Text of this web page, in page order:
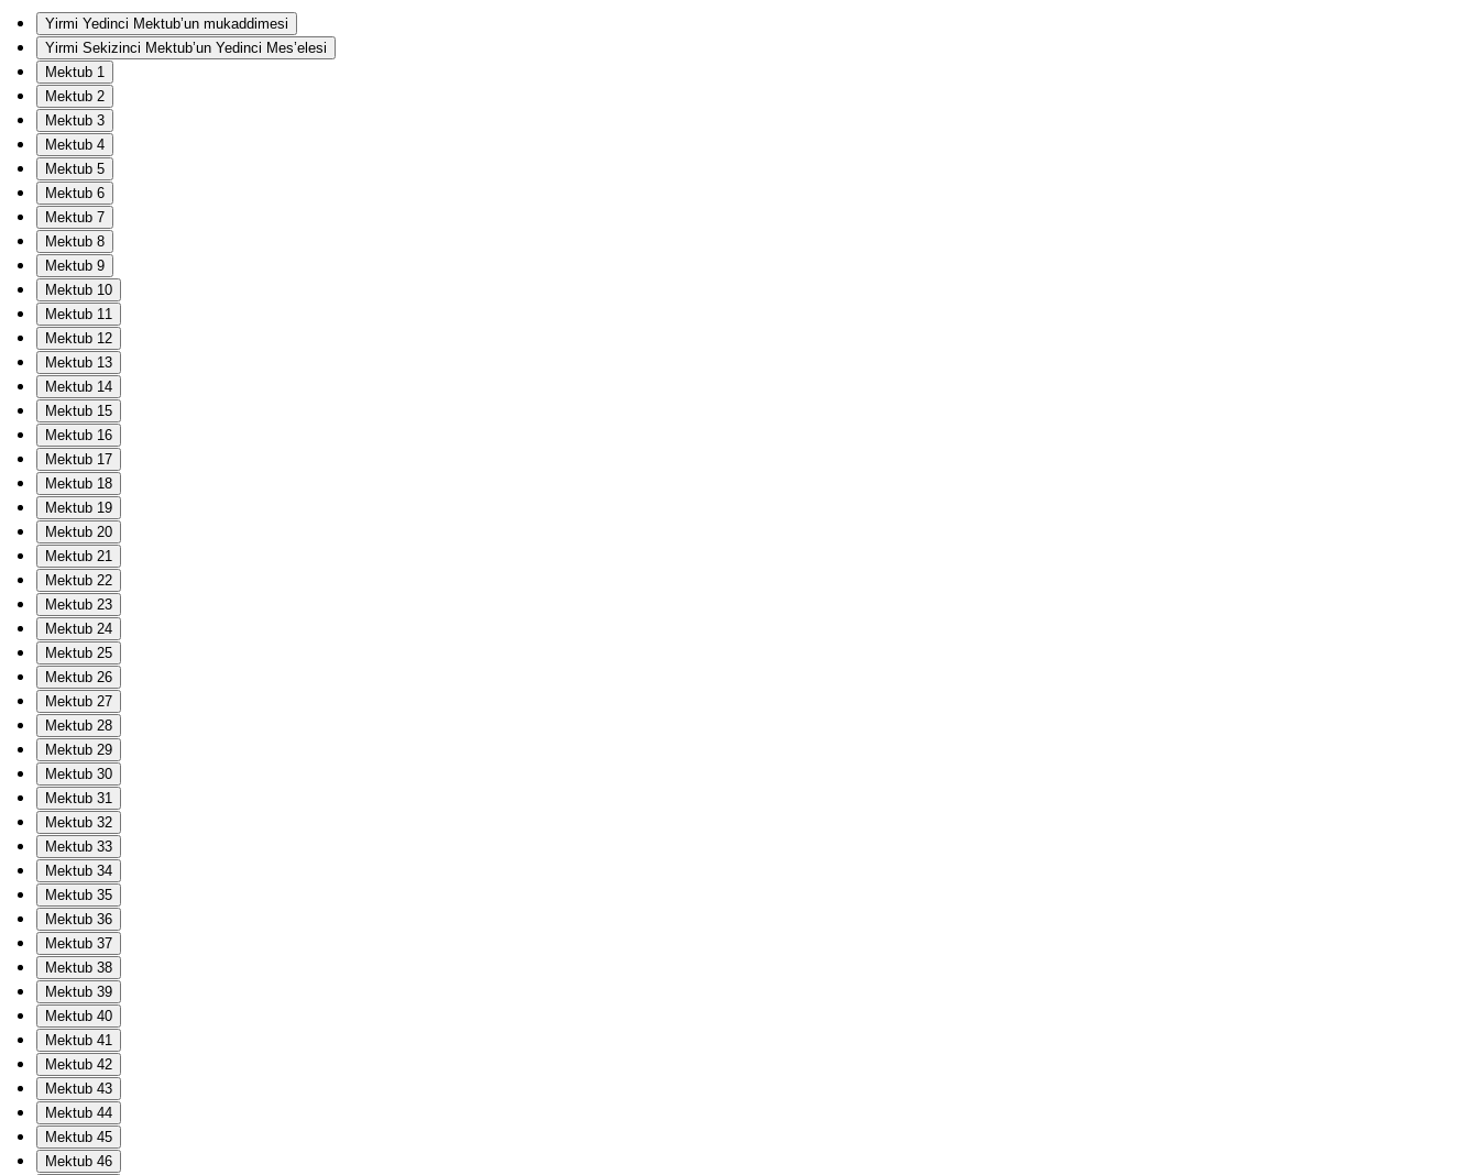
Yirmi Yedinci Mektub’un mukaddimesi
Yirmi Sekizinci Mektub’un Yedinci Mes’elesi
Mektub 1
Mektub 2
Mektub 3
Mektub 4
Mektub 5
Mektub 6
Mektub 7
Mektub 8
Mektub 9
Mektub 10
Mektub 11
Mektub 12
Mektub 13
Mektub 14
Mektub 15
Mektub 16
Mektub 17
Mektub 18
Mektub 19
Mektub 20
Mektub 21
Mektub 22
Mektub 23
Mektub 24
Mektub 25
Mektub 26
Mektub 27
Mektub 28
Mektub 29
Mektub 30
Mektub 31
Mektub 32
Mektub 33
Mektub 34
Mektub 35
Mektub 36
Mektub 37
Mektub 38
Mektub 39
Mektub 40
Mektub 41
Mektub 42
Mektub 43
Mektub 44
Mektub 45
Mektub 46